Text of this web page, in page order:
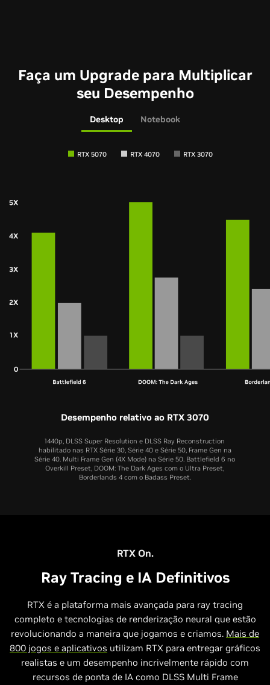
Faça um Upgrade para Multiplicar
seu Desempenho
Desktop Notebook
RTX 5070 RTX 4070 RTX 3070
Desempenho relativo ao RTX 3070
1440p, DLSS Super Resolution e DLSS Ray Reconstruction
habilitado nas RTX Série 30, Série 40 e Série 50, Frame Gen na
Série 40. Multi Frame Gen (4X Mode) na Série 50. Battlefield 6 no
Overkill Preset, DOOM: The Dark Ages com o Ultra Preset,
Borderlands 4 com o Badass Preset.
RTX On.
Ray Tracing e IA Definitivos
RTX é a plataforma mais avançada para ray tracing
completo e tecnologias de renderização neural que estão
revolucionando a maneira que jogamos e criamos. Mais de
800 jogos e aplicativos utilizam RTX para entregar gráficos
realistas e um desempenho incrivelmente rápido com
recursos de ponta de IA como DLSS Multi Frame